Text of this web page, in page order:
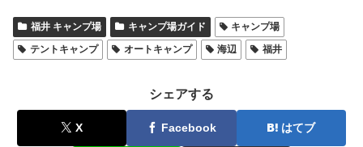
福井 キャンプ場 キャンプ場ガイド
キャンプ場
テントキャンプ
オートキャンプ 海辺 福井
シェアする
X Facebook はてブ